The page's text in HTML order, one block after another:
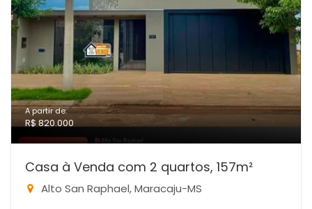
A partir de:
R$ 820.000
Casa à Venda com 2 quartos, 157m²
Alto San Raphael, Maracaju-MS